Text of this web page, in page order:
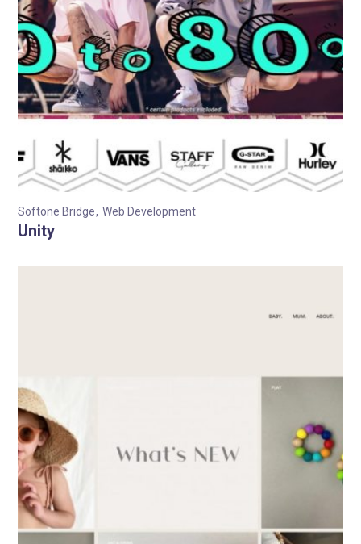
Unity
Softone Bridge Web Development